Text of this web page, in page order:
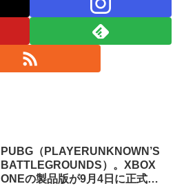
PUBG（PLAYERUNKNOWN’S
BATTLEGROUNDS）。XBOX
ONEの製品版が9月4日に正式リ